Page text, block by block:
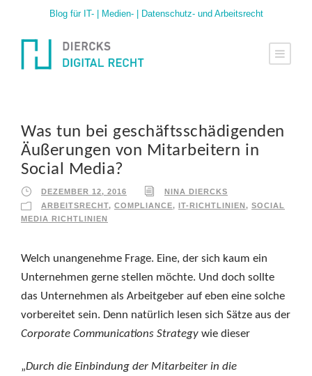
Blog für IT- | Medien- | Datenschutz- und Arbeitsrecht
Was tun bei geschäftsschädigenden
Äußerungen von Mitarbeitern in
Social Media?
DEZEMBER 12, 2016
NINA DIERCKS
ARBEITSRECHT, COMPLIANCE, IT-RICHTLINIEN , SOCIAL
MEDIA RICHTLINIEN
Welch unangenehme Frage. Eine, der sich kaum ein
Unternehmen gerne stellen möchte. Und doch sollte
das Unternehmen als Arbeitgeber auf eben eine solche
vorbereitet sein. Denn natürlich lesen sich Sätze aus der
Corporate Communications Strategy wie dieser
„Durch die Einbindung der Mitarbeiter in die